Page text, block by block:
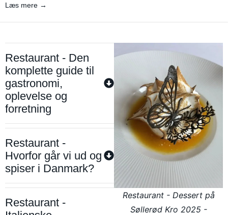
Læs mere →
Restaurant - Den
komplette guide til
gastronomi,
oplevelse og
forretning
Restaurant -
Hvorfor går vi ud og
spiser i Danmark?
Restaurant -
Restaurant - Dessert på
Søllerød Kro 2025 -